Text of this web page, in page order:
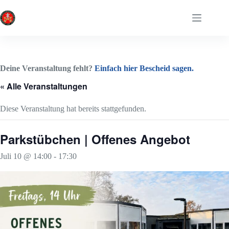
Inhalt
springen
Deine Veranstaltung fehlt? Einfach hier Bescheid sagen.
« Alle Veranstaltungen
Diese Veranstaltung hat bereits stattgefunden.
Parkstübchen | Offenes Angebot
Juli 10 @ 14:00 - 17:30